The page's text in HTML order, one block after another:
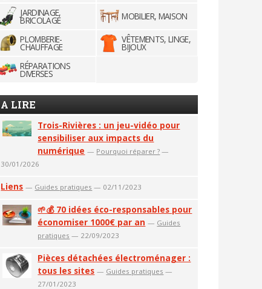
JARDINAGE,
BRICOLAGE
MOBILIER, MAISON
PLOMBERIE-
CHAUFFAGE
VÊTEMENTS, LINGE,
BIJOUX
RÉPARATIONS
DIVERSES
A LIRE
Trois-Rivières : un jeu-vidéo pour
sensibiliser aux impacts du
numérique — Pourquoi réparer ? —
30/01/2026
Liens — Guides pratiques — 02/11/2023
🌱💰 70 idées éco-responsables pour
économiser 1000€ par an — Guides
pratiques — 22/09/2023
Pièces détachées électroménager :
tous les sites — Guides pratiques —
27/01/2023